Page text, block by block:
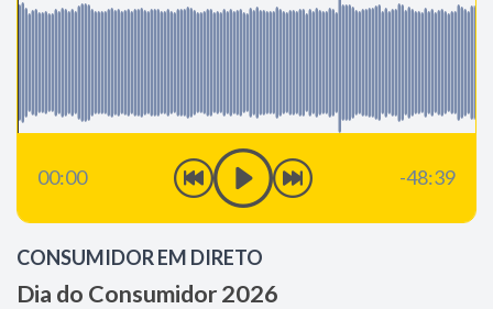
00:00 -48:39
CONSUMIDOR EM DIRETO
Dia do Consumidor 2026